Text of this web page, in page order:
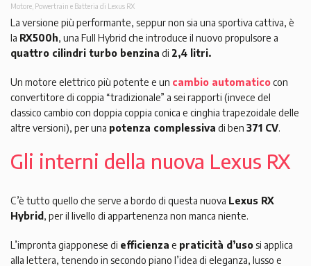
Motore, Powertrain e Batteria di Lexus RX
La versione più performante, seppur non sia una sportiva cattiva, è
la RX500h, una Full Hybrid che introduce il nuovo propulsore a
quattro cilindri turbo benzina di 2,4 litri.
Un motore elettrico più potente e un cambio automaticocon
convertitore di coppia “tradizionale” a sei rapporti (invece del
classico cambio con doppia coppia conica e cinghia trapezoidale delle
altre versioni), per una potenza complessiva di ben 371 CV.
Gli interni della nuova Lexus RX
C’è tutto quello che serve a bordo di questa nuova Lexus RX
Hybrid , per il livello di appartenenza non manca niente.
L’impronta giapponese di efficienza e praticità d’usosi applica
alla lettera, tenendo in secondo piano l’idea di eleganza, lusso e